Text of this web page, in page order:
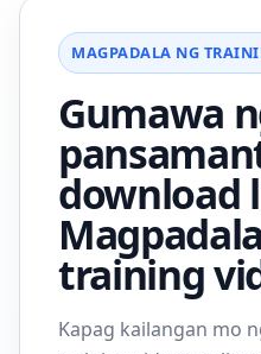
MAGPADALA NG
Gumawa
download
training
Kapag kailangan mo